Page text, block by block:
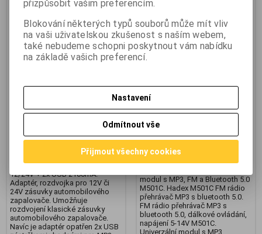
Compass 07422
autorozdvojka 12/24V + 2x
Výrobce:Compass
Záruka (měsíců):24
skladem
Hmotnost:0,15 kg
Compass 07422 autorozdvojka
12/24V + 2x USB 2100mA.
Adaptér, rozdvojka pro 12V či
24V zásuvky automobilového
zapalovače. Umožňuje
rozdvojení klasické zásuvky
automobilového zapalovače.
Navíc je adaptér opatřen 2x USB
Modul M501C, FM rádio s MP3
přehrávačem
Katalogové číslo:ha_M501C
Záruka (měsíců):
Termín dodání (dny):skladem
Hmotnost:
EAN:8596425141609
Modul M501C, FM rádio s MP3
přehrávačem a Bluetooth 5.0,
modul s MP3, FM a Bluetooth 5.0
M501C. Hadex M501C FM rádio
přehrávač MP3 s bluetooth 5.0.
FM rádio přehrávač MP3 s
bluetooth 5.0, dálkové ovládání,
napájení 5-14V M501C.
Univerzální modul s MP3
přizpůsobit vašim preferencím.
Blokování některých typů souborů může mít vliv
na vaši uživatelskou zkušenost s naším webem,
také nebudeme schopni poskytnout vám nabídku
na základě vašich preferencí.
Nastavení
Odmítnout vše
Přijmout všechny cookies